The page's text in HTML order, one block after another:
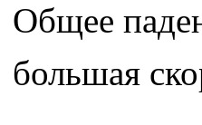
Общее
большая